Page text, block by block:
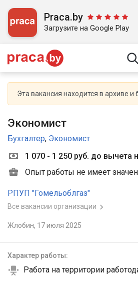
Praca.by
Загрузите на Google Play
Эта вакансия находится в архиве и
Экономист
Бухгалтер, Экономист
1 070 - 1 250 руб. до вычета
Опыт работы не имеет
РПУП "Гомельоблгаз"
Все вакансии организации
Жлобин, 17 июля 2025
Характер работы:
Работа на территории